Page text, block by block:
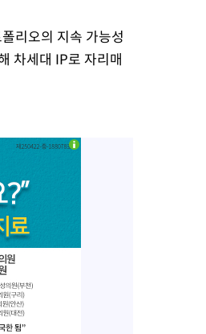
리오의 지속 가능성
차세대 IP로 자리매